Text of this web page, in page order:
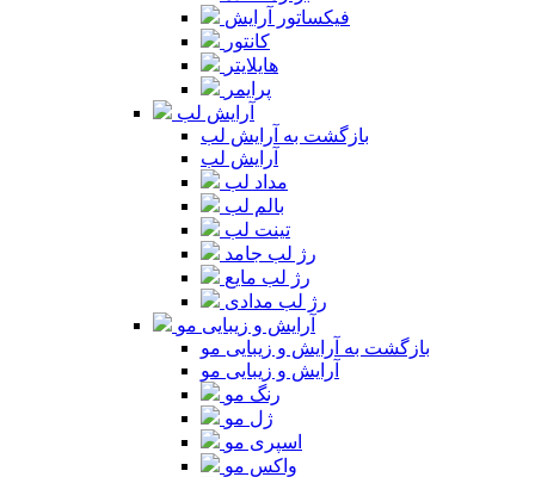
فیکساتور آرایش
کانتور
هایلایتر
پرایمر
آرایش لب
بازگشت به آرایش لب
آرایش لب
مداد لب
بالم لب
تینت لب
رژ لب جامد
رژ لب مایع
رژ لب مدادی
آرایش و زیبایی مو
بازگشت به آرایش و زیبایی مو
آرایش و زیبایی مو
رنگ مو
ژل مو
اسپری مو
واکس مو